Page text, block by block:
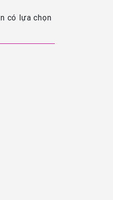
có lựa chọn